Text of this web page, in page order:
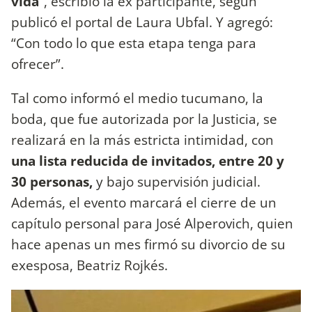
publicó el portal de Laura Ubfal. Y agregó:
“Con todo lo que esta etapa tenga para
ofrecer”.
Tal como informó el medio tucumano, la
boda, que fue autorizada por la Justicia, se
realizará en la más estricta intimidad, con
una lista reducida de invitados, entre 20 y
30 personas,y bajo supervisión judicial.
Además, el evento marcará el cierre de un
capítulo personal para José Alperovich, quien
hace apenas un mes firmó su divorcio de su
exesposa, Beatriz Rojkés.